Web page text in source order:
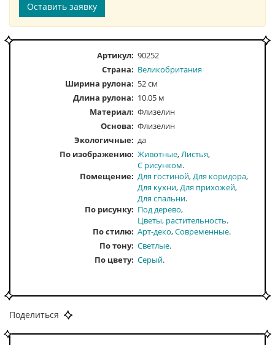
Оставить заявку
Артикул: 90252
Страна: Великобритания
Ширина рулона: 52 см
Длина рулона: 10.05 м
Материал: Флизелин
Основа: Флизелин
Экологичные: да
По изображению Животные Листья
С рисунком
Помещение Для гостиной Для коридора
Для кухни Для прихожей
Для спальни
По рисунку
Под дерево
Цветы, растительность
По стилю Арт-деко Современные
По тону Светлые
По цвету Серый
Поделиться